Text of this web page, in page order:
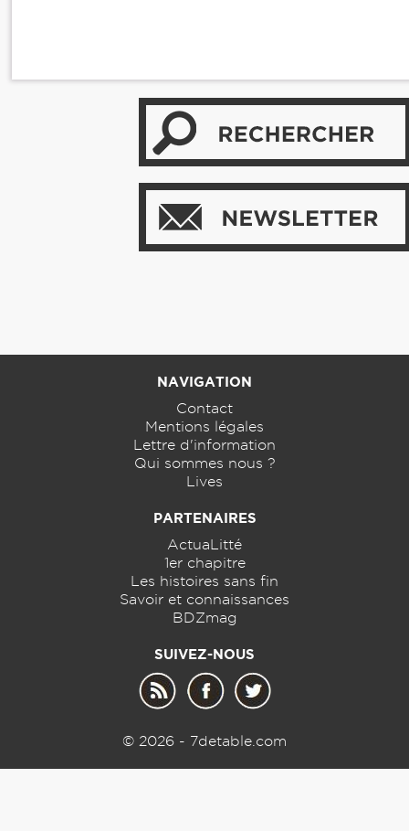
NAVIGATION
Contact
Mentions légales
Lettre d'information
Qui sommes nous ?
Lives
PARTENAIRES
ActuaLitté
1er chapitre
Les histoires sans fin
Savoir et connaissances
BDZmag
SUIVEZ-NOUS
© 2026 - 7detable.com